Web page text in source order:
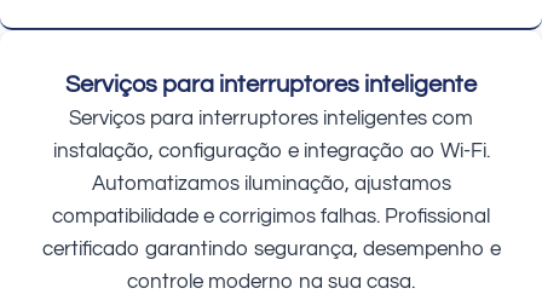
Serviços para interruptores inteligente
Serviços para interruptores inteligentes com
instalação, configuração e integração ao Wi-Fi.
Automatizamos iluminação, ajustamos
compatibilidade e corrigimos falhas. Profissional
certificado garantindo segurança, desempenho e
controle moderno na sua casa.